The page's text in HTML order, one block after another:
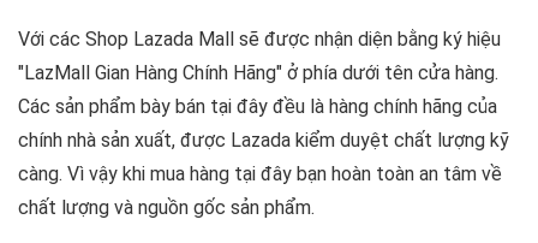
Với các Shop Lazada Mall sẽ được nhận diện bằng ký hiệu
"LazMall Gian Hàng Chính Hãng" ở phía dưới tên cửa hàng.
Các sản phẩm bày bán tại đây đều là hàng chính hãng của
chính nhà sản xuất, được Lazada kiểm duyệt chất lượng kỹ
càng. Vì vậy khi mua hàng tại đây bạn hoàn toàn an tâm về
chất lượng và nguồn gốc sản phẩm.